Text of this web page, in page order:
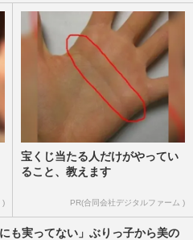
)
宝くじ当たる人だけがやってい
ること、教えます
PR(合同会社デジタルファーム )
も実ってない」ぶりっ子から美の